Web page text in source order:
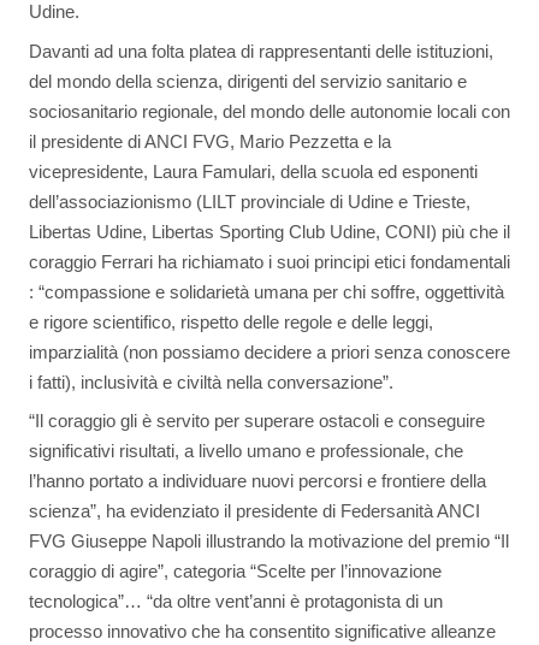
Udine.
Davanti ad una folta platea di rappresentanti delle istituzioni,
del mondo della scienza, dirigenti del servizio sanitario e
sociosanitario regionale, del mondo delle autonomie locali con
il presidente di ANCI FVG, Mario Pezzetta e la
vicepresidente, Laura Famulari, della scuola ed esponenti
dell’associazionismo (LILT provinciale di Udine e Trieste,
Libertas Udine, Libertas Sporting Club Udine, CONI) più che il
coraggio Ferrari ha richiamato i suoi principi etici fondamentali
: “compassione e solidarietà umana per chi soffre, oggettività
e rigore scientifico, rispetto delle regole e delle leggi,
imparzialità (non possiamo decidere a priori senza conoscere
i fatti), inclusività e civiltà nella conversazione”.
“Il coraggio gli è servito per superare ostacoli e conseguire
significativi risultati, a livello umano e professionale, che
l’hanno portato a individuare nuovi percorsi e frontiere della
scienza”, ha evidenziato il presidente di Federsanità ANCI
FVG Giuseppe Napoli illustrando la motivazione del premio “Il
coraggio di agire”, categoria “Scelte per l’innovazione
tecnologica”… “da oltre vent’anni è protagonista di un
processo innovativo che ha consentito significative alleanze